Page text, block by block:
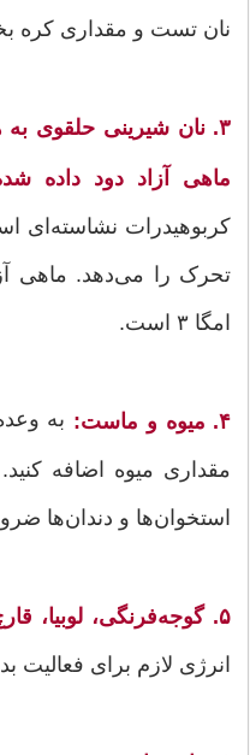
نان تست و مقداری کره
۳. نان شیرینی حلقوی
ماهی آزاد دود داده
کربوهیدرات نشاسته‌ای
تحرک را می‌دهد. ماهی
امگا ۳ است.
۴. میوه و ماست: به
مقداری میوه اضافه
استخوان‌ها و دندان‌ها
۵. گوجه‌فرنگی، لوبیا، قارچ و نان تست:
انرژی لازم برای فعالیت